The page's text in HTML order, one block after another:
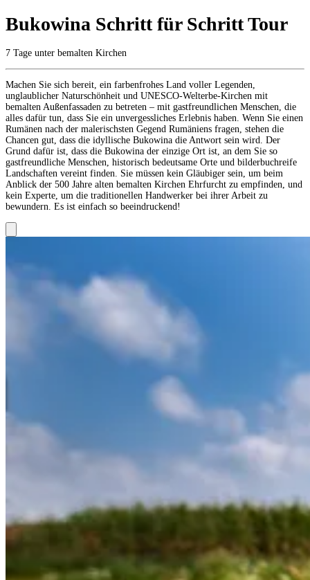
Bukowina Schritt für Schritt Tour
7 Tage unter bemalten Kirchen
Machen Sie sich bereit, ein farbenfrohes Land voller Legenden,
unglaublicher Naturschönheit und UNESCO-Welterbe-Kirchen mit
bemalten Außenfassaden zu betreten – mit gastfreundlichen Menschen, die
alles dafür tun, dass Sie ein unvergessliches Erlebnis haben. Wenn Sie einen
Rumänen nach der malerischsten Gegend Rumäniens fragen, stehen die
Chancen gut, dass die idyllische Bukowina die Antwort sein wird. Der
Grund dafür ist, dass die Bukowina der einzige Ort ist, an dem Sie so
gastfreundliche Menschen, historisch bedeutsame Orte und bilderbuchreife
Landschaften vereint finden. Sie müssen kein Gläubiger sein, um beim
Anblick der 500 Jahre alten bemalten Kirchen Ehrfurcht zu empfinden, und
kein Experte, um die traditionellen Handwerker bei ihrer Arbeit zu
bewundern. Es ist einfach so beeindruckend!